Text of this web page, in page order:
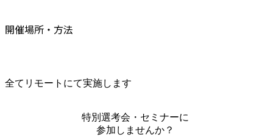
開催場所・方法
全てリモートにて実施します
特別選考会・セミナーに
参加しませんか？